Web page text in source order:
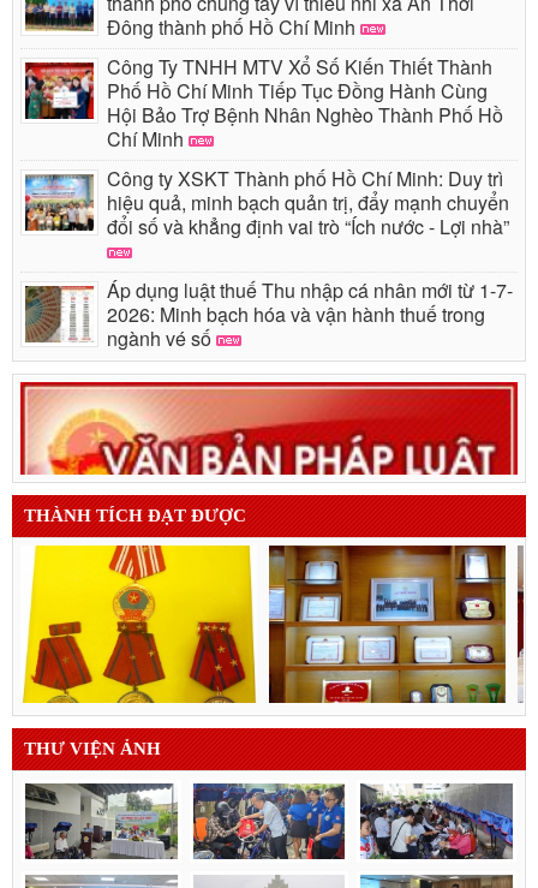
Đông thành phố Hồ Chí Minh
Công Ty TNHH MTV Xổ Số Kiến Thiết Thành
Phố Hồ Chí Minh Tiếp Tục Đồng Hành Cùng
Hội Bảo Trợ Bệnh Nhân Nghèo Thành Phố Hồ
Chí Minh
Công ty XSKT Thành phố Hồ Chí Minh: Duy trì
hiệu quả, minh bạch quản trị, đẩy mạnh chuyển
đổi số và khẳng định vai trò “Ích nước - Lợi nhà”
Áp dụng luật thuế Thu nhập cá nhân mới từ 1-7-
2026: Minh bạch hóa và vận hành thuế trong
ngành vé số
THÀNH TÍCH ĐẠT ĐƯỢC
THƯ VIỆN ẢNH